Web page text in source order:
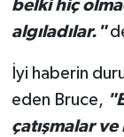
belki hiç
algıladılar."
İyi haberin
eden Bruce,
çatışmalar